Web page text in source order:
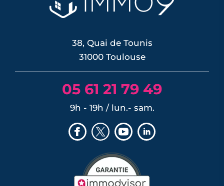
tour d'horizon complet d'une
commune...
38, Quai de Tounis
31000 Toulouse
05 61 21 79 49
9h - 19h / lun.- sam.